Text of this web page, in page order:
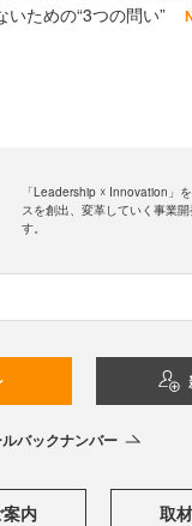
いための“3つの問い”
「Leadership ☓ Innovation」
スを創出、変革していく事業
す。
バックナンバー
内 取